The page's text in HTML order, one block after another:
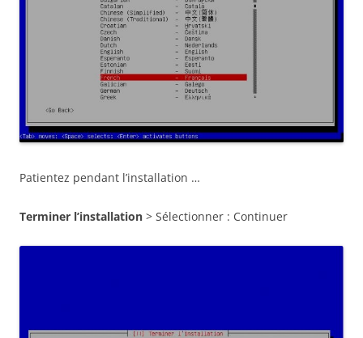
Patientez pendant l’installation …
Terminer l’installation > Sélectionner : Continuer